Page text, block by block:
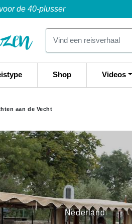
de 40-plusser
Shop Videos
aan de Vecht
Nederland